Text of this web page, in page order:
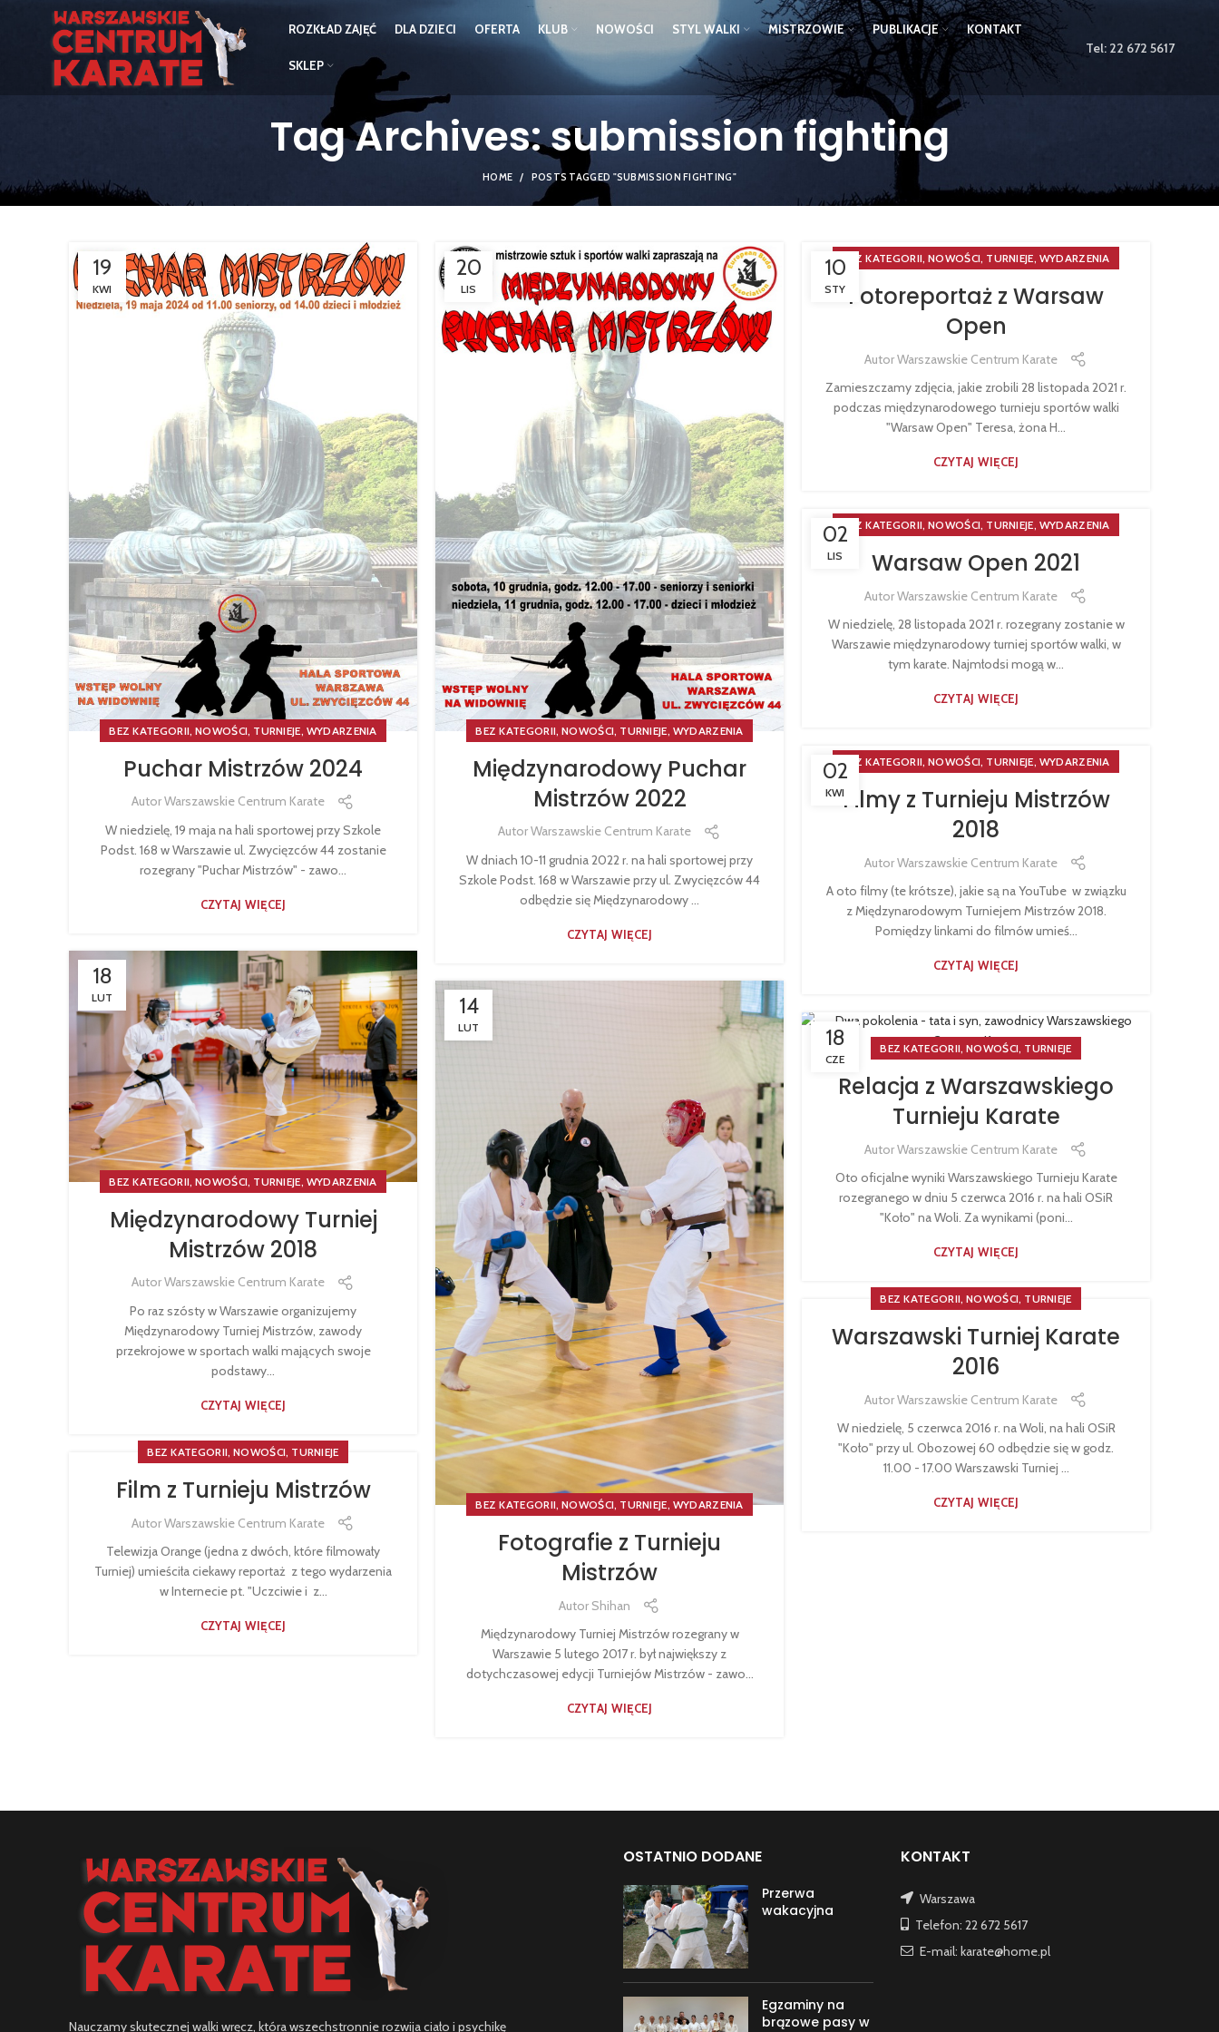
ROZKŁAD ZAJĘĆ DLA DZIECI OFERTA KLUB NOWOŚCI STYL WALKI MISTRZOWIE PUBLIKACJE KONTAKT
SKLEP
Tel: 22 672 5617
Tag Archives: submission fighting
HOME POSTS TAGGED "SUBMISSION FIGHTING"
19
KWI
BEZ KATEGORII,NOWOŚCI, TURNIEJE, WYDARZENIA
Puchar Mistrzów 2024
AutorWarszawskie Centrum Karate
W niedzielę, 19 maja na hali sportowej przy Szkole
Podst. 168 w Warszawie ul. Zwycięzców 44 zostanie
rozegrany "Puchar Mistrzów" - zawo...
CZYTAJ WIĘCEJ
20
LIS
BEZ KATEGORII,NOWOŚCI, TURNIEJE, WYDARZENIA
Międzynarodowy Puchar
Mistrzów 2022
AutorWarszawskie Centrum Karate
W dniach 10-11 grudnia 2022 r. na hali sportowej przy
Szkole Podst. 168 w Warszawie przy ul. Zwycięzców 44
odbędzie się Międzynarodowy ...
CZYTAJ WIĘCEJ
10
STY
BEZ KATEGORII,NOWOŚCI, TURNIEJE, WYDARZENIA
Fotoreportaż z Warsaw
Open
AutorWarszawskie Centrum Karate
Zamieszczamy zdjęcia, jakie zrobili 28 listopada 2021 r.
podczas międzynarodowego turnieju sportów walki
"Warsaw Open" Teresa, żona H...
CZYTAJ WIĘCEJ
02
LIS
BEZ KATEGORII,NOWOŚCI, TURNIEJE, WYDARZENIA
Warsaw Open 2021
AutorWarszawskie Centrum Karate
W niedzielę, 28 listopada 2021 r. rozegrany zostanie w
Warszawie międzynarodowy turniej sportów walki, w
tym karate. Najmłodsi mogą w...
CZYTAJ WIĘCEJ
02
KWI
BEZ KATEGORII,NOWOŚCI, TURNIEJE, WYDARZENIA
Filmy z Turnieju Mistrzów
2018
AutorWarszawskie Centrum Karate
A oto filmy (te krótsze), jakie są na YouTube w związku
z Międzynarodowym Turniejem Mistrzów 2018.
Pomiędzy linkami do filmów umieś...
CZYTAJ WIĘCEJ
18
LUT
BEZ KATEGORII,NOWOŚCI, TURNIEJE, WYDARZENIA
Międzynarodowy Turniej
Mistrzów 2018
AutorWarszawskie Centrum Karate
Po raz szósty w Warszawie organizujemy
Międzynarodowy Turniej Mistrzów, zawody
przekrojowe w sportach walki mających swoje
podstawy...
CZYTAJ WIĘCEJ
14
LUT
BEZ KATEGORII,NOWOŚCI, TURNIEJE, WYDARZENIA
Fotografie z Turnieju
Mistrzów
Autor Shihan
Międzynarodowy Turniej Mistrzów rozegrany w
Warszawie 5 lutego 2017 r. był największy z
dotychczasowej edycji Turniejów Mistrzów - zawo...
CZYTAJ WIĘCEJ
18
CZE
BEZ KATEGORII,NOWOŚCI, TURNIEJE
Relacja z Warszawskiego
Turnieju Karate
AutorWarszawskie Centrum Karate
Oto oficjalne wyniki Warszawskiego Turnieju Karate
rozegranego w dniu 5 czerwca 2016 r. na hali OSiR
"Koło" na Woli. Za wynikami (poni...
CZYTAJ WIĘCEJ
BEZ KATEGORII,NOWOŚCI, TURNIEJE
Warszawski Turniej Karate
2016
AutorWarszawskie Centrum Karate
W niedzielę, 5 czerwca 2016 r. na Woli, na hali OSiR
"Koło" przy ul. Obozowej 60 odbędzie się w godz.
11.00 - 17.00 Warszawski Turniej ...
CZYTAJ WIĘCEJ
BEZ KATEGORII,NOWOŚCI, TURNIEJE
Film z Turnieju Mistrzów
AutorWarszawskie Centrum Karate
Telewizja Orange (jedna z dwóch, które filmowały
Turniej) umieściła ciekawy reportaż z tego wydarzenia
w Internecie pt. "Uczciwie i z...
CZYTAJ WIĘCEJ
Nauczamy skutecznej walki wręcz, która wszechstronnie rozwija ciało i psychikę
OSTATNIO DODANE
Przerwa
wakacyjna
Egzaminy na
brązowe pasy w
KONTAKT
Warszawa
Telefon: 22 672 5617
E-mail: karate@home.pl